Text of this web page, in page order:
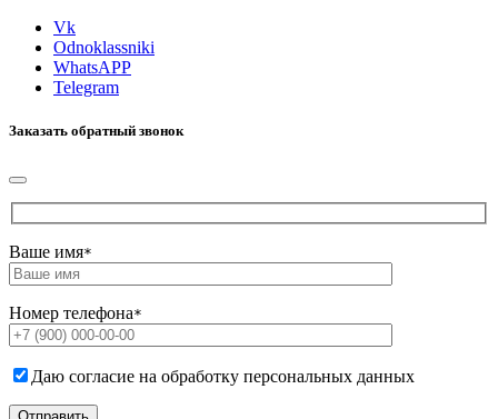
Vk
Odnoklassniki
WhatsAPP
Telegram
Заказать обратный звонок
Ваше имя*
Номер телефона*
Даю согласие на обработку персональных данных